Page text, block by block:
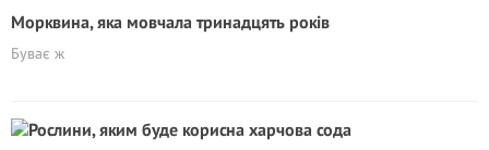
Морквина, яка мовчала тринадцять років
Буває ж